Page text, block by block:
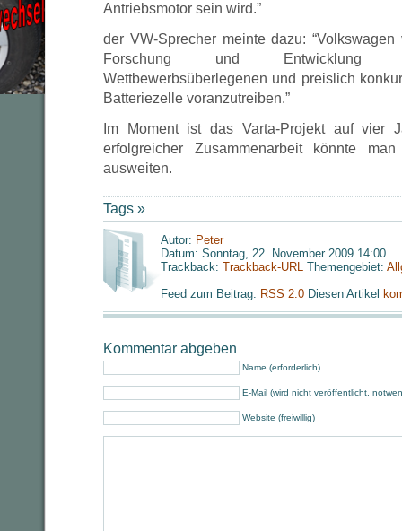
Antriebsmotor sein wird.”
der VW-Sprecher meinte dazu:
Forschung und Entwicklung
Wettbewerbsüberlegenen und preislich
Batteriezelle voranzutreiben.”
Im Moment ist das Varta-Projekt auf vier
erfolgreicher Zusammenarbeit könnte
ausweiten.
Tags »
Autor: Peter
Datum: Sonntag, 22. November 2009 14:00
Trackback: Trackback-URL Themengebiet:
Feed zum Beitrag: RSS 2.0 Diesen Artikel
Kommentar abgeben
Name (erforderlich)
E-Mail (wird nicht veröffentlicht,
Website (freiwillig)